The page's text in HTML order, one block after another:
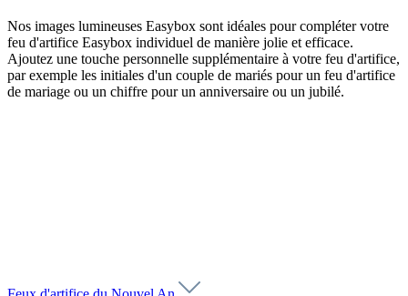
Nos images lumineuses Easybox sont idéales pour compléter votre
feu d'artifice Easybox individuel de manière jolie et efficace.
Ajoutez une touche personnelle supplémentaire à votre feu d'artifice,
par exemple les initiales d'un couple de mariés pour un feu d'artifice
de mariage ou un chiffre pour un anniversaire ou un jubilé.